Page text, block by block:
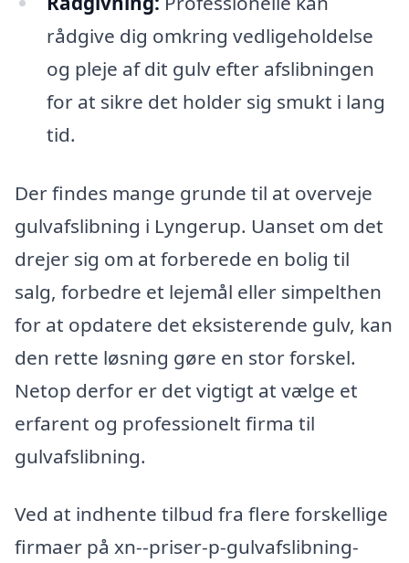
rådgive dig omkring vedligeholdelse
og pleje af dit gulv efter afslibningen
for at sikre det holder sig smukt i lang
tid.
Der findes mange grunde til at overveje
gulvafslibning i Lyngerup. Uanset om det
drejer sig om at forberede en bolig til
salg, forbedre et lejemål eller simpelthen
for at opdatere det eksisterende gulv, kan
den rette løsning gøre en stor forskel.
Netop derfor er det vigtigt at vælge et
erfarent og professionelt firma til
gulvafslibning.
Ved at indhente tilbud fra flere forskellige
firmaer på xn--priser-p-gulvafslibning-